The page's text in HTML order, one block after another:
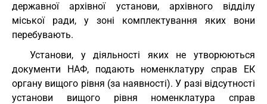
державної архівної установи, архівного відділу
міської ради, у зоні комплектування яких вони
перебувають.
Установи, у діяльності яких не утворюються
документи НАФ, подають номенклатуру справ ЕК
органу вищого рівня (за наявності). У разі відсутності
установи вищого рівня номенклатура справ